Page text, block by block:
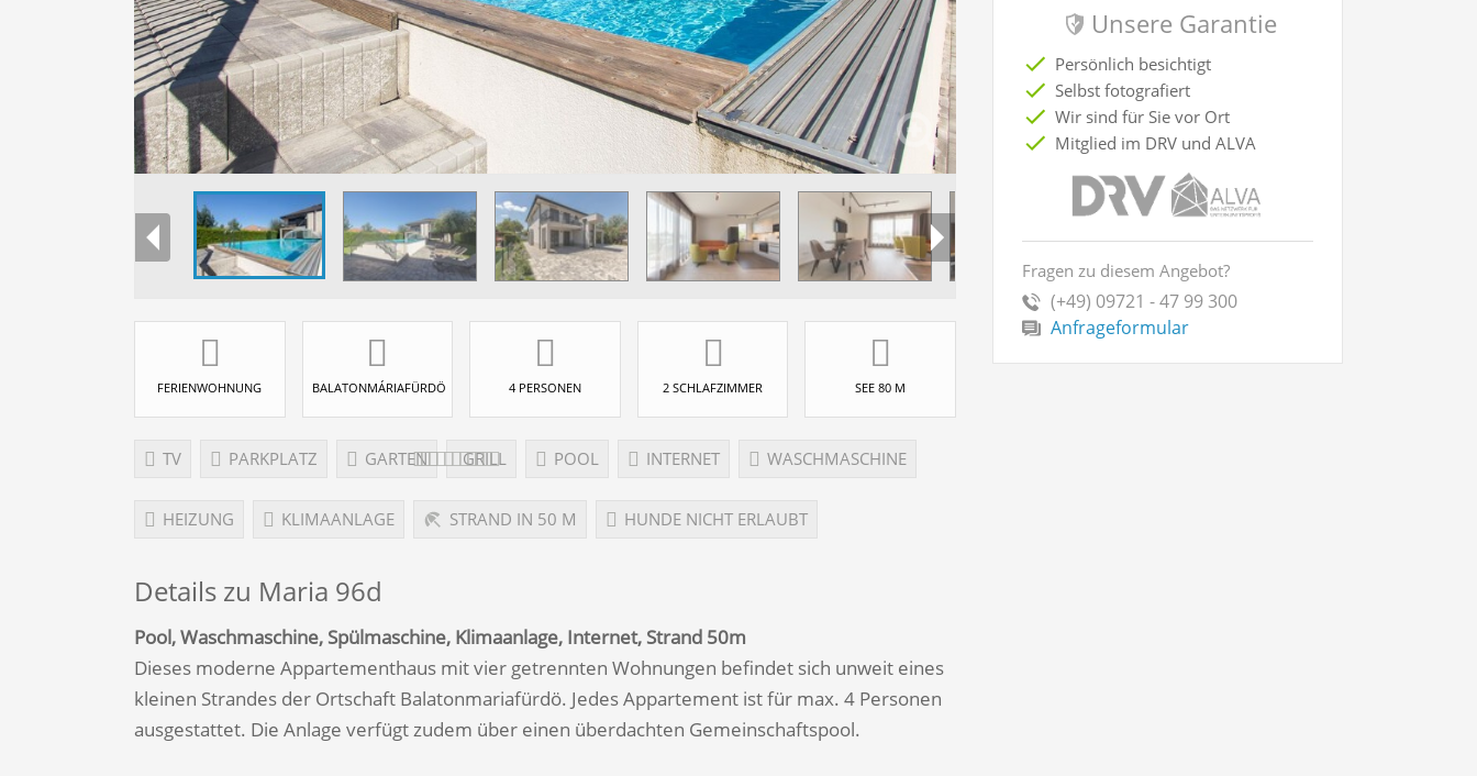
Unsere Garantie
Persönlich besichtigt
Selbst fotografiert
Wir sind für Sie vor Ort
Mitglied im DRV und ALVA
Fragen zu diesem Angebot?
(+49) 09721 - 47 99 300
Anfrageformular
FERIENWOHNUNG BALATONMÁRIAFÜRDÖ 4 PERSONEN 2 SCHLAFZIMMER SEE 80 M
TV PARKPLATZ GARTEN GRILL POOL INTERNET WASCHMASCHINE
HEIZUNG KLIMAANLAGE STRAND IN 50 M HUNDE NICHT ERLAUBT
Details zu Maria 96d
Pool, Waschmaschine, Spülmaschine, Klimaanlage, Internet, Strand 50m
Dieses moderne Appartementhaus mit vier getrennten Wohnungen befindet sich unweit eines
kleinen Strandes der Ortschaft Balatonmariafürdö. Jedes Appartement ist für max. 4 Personen
ausgestattet. Die Anlage verfügt zudem über einen überdachten Gemeinschaftspool.